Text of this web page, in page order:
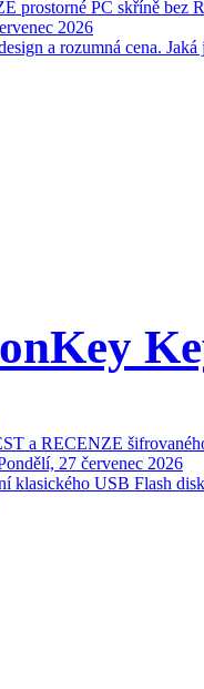
prostorné PC skříně bez
2026
a rozumná cena. Jaká
a RECENZE
27 červenec 2026
klasického USB Flash